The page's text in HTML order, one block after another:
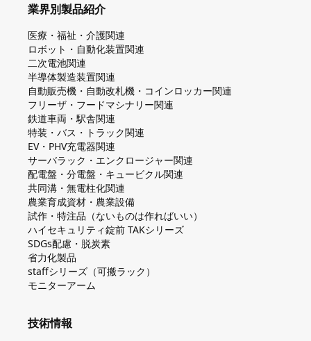
業界別製品紹介
医療・福祉・介護関連
ロボット・自動化装置関連
二次電池関連
半導体製造装置関連
自動販売機・自動改札機・コインロッカー関連
フリーザ・フードマシナリー関連
鉄道車両・駅舎関連
特装・バス・トラック関連
EV・PHV充電器関連
サーバラック・エンクロージャー関連
配電盤・分電盤・キュービクル関連
共同溝・無電柱化関連
農業育成資材・農業設備
試作・特注品（ないものは作ればいい）
ハイセキュリティ錠前 TAKシリーズ
SDGs配慮・脱炭素
省力化製品
staffシリーズ（可搬ラック）
モニターアーム
技術情報